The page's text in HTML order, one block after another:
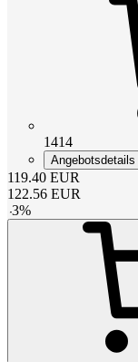
1414
Angebotsdetails
119.40 EUR
122.56 EUR
-3%